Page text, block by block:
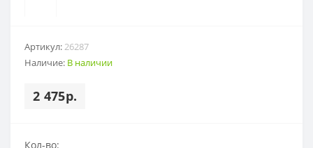
Артикул:26287
Наличие: В наличии
2 475р.
Кол-во: